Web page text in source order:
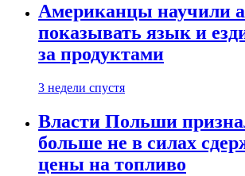
Американцы научили
показывать язык и
за продуктами
3 недели спустя
Власти Польши
больше не в силах
цены на топливо